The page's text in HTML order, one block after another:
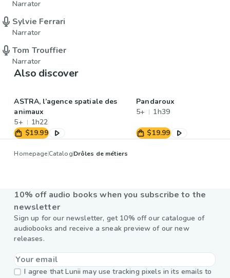
Narrator
Sylvie Ferrari
Narrator
Tom Trouffier
Narrator
Also discover
ASTRA, l’agence spatiale des
animaux
5+
1h22
$19.99
Pandaroux
5+
1h39
$19.99
HomepageCatalogDrôles de métiers
10% off audio books when you subscribe to the
newsletter
Sign up for our newsletter, get 10% off our catalogue of
audiobooks and receive a sneak preview of our new
releases.
I agree that Lunii may use tracking pixels in its emails to